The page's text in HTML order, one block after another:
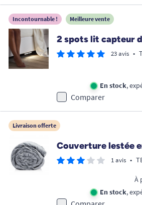
Incontournable ! Meilleure vente
2 spots lit capteur
23 avis •
En stock,
Comparer
Livraison offerte
Couverture lestée
1 avis •
À
En stock,